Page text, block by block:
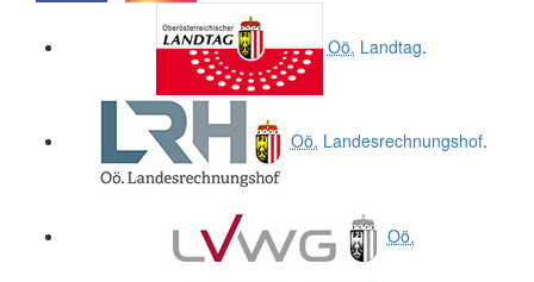
Oö. Landtag.
Oö. Landesrechnungshof.
Oö.